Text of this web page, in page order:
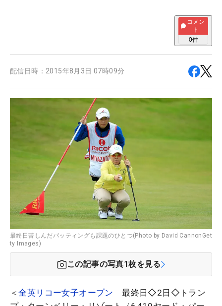
コメン
ト
0件
配信日時： 2015年8月3日 07時09分
最終日苦しんだパッティングも課題のひとつ(Photo by David CannonGet
ty Images)
この記事の写真1枚を見る
＜全英リコー女子オープン 最終日◇2日◇トラン